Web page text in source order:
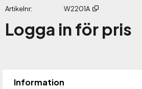
Artikelnr
W2201A
Logga in för pris
Information